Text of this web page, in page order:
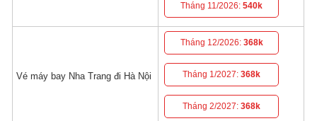
Tháng 11/2026:540k
Vé máy bay Nha Trang đi Hà Nội
Tháng 12/2026: 368k
Tháng 1/2027:368k
Tháng 2/2027:368k